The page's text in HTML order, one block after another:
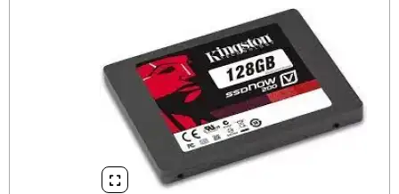
